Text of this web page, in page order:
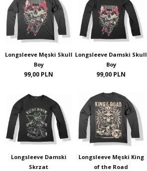
Longsleeve Męski Skull
Boy
99,00 PLN
Longsleeve Damski Skull
Boy
99,00 PLN
Longsleeve Damski
Skrzat
Longsleeve Męski King
of the Road